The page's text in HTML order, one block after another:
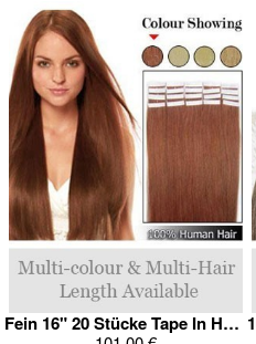
Fein 16" 20 Stücke Tape In Haarverlängerung